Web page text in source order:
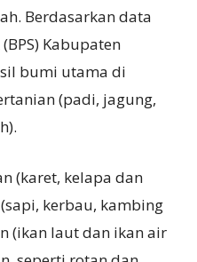
Berdasarkan data
Kabupaten
bumi utama di
(padi, jagung,
(karet, kelapa dan
kerbau, kambing
(ikan laut dan ikan air